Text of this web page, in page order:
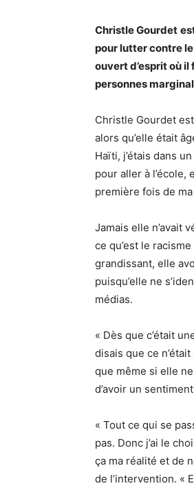
Christle Gourdet
pour lutter contre le
ouvert d’esprit où
personnes
Christle Gourdet
alors qu’elle était
Haïti, j’étais dans
pour aller à l’école,
première fois de
Jamais elle n’avait
ce qu’est le
grandissant, elle
puisqu’elle ne
médias.
« Dès que c’était
disais que ce
que même si elle
d’avoir un
« Tout ce qui se
pas. Donc j’ai le
ça ma réalité et de
de l’intervention. «